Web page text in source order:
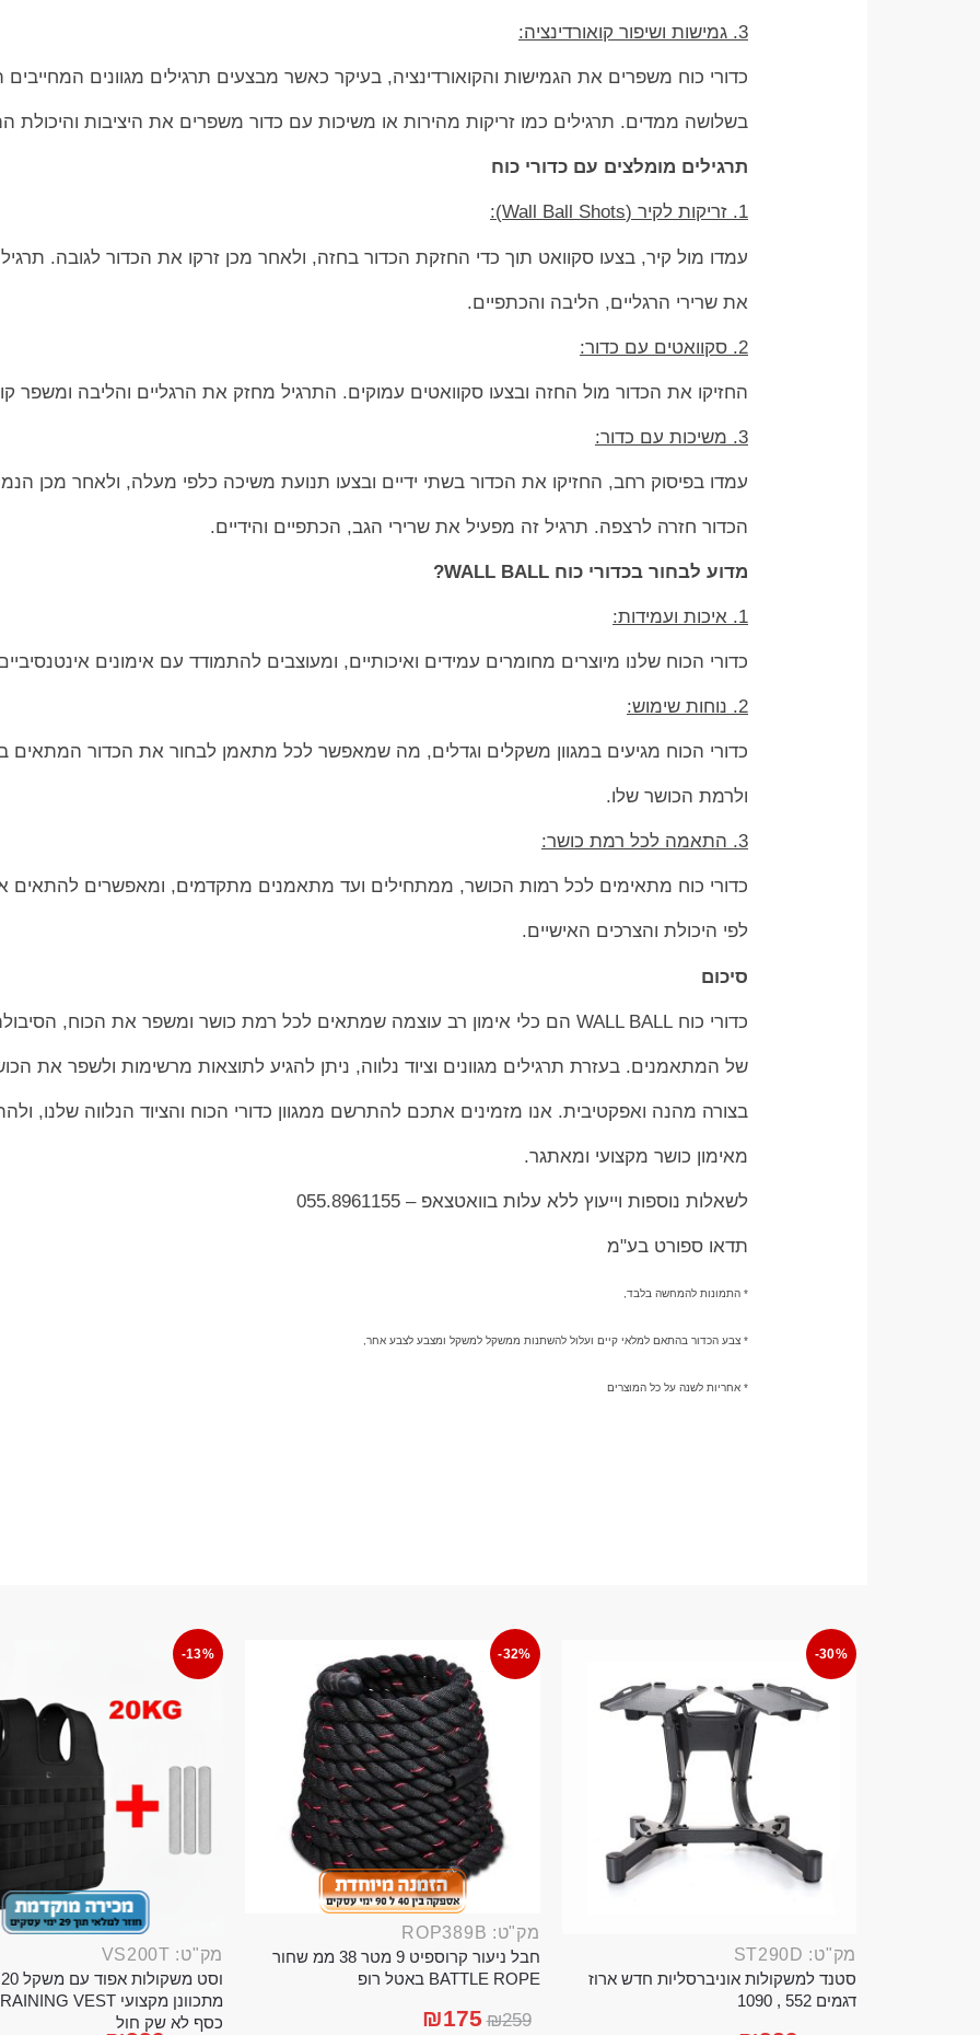
3. גמישות ושיפור קואורדינציה:
כדורי כוח משפרים את הגמישות והקואורדינציה, בעיקר כאשר מבצעים תרגילים מגוונים המחייבים
בשלושה ממדים. תרגילים כמו זריקות מהירות או משיכות עם כדור משפרים את היציבות והיכולת
תרגילים מומלצים עם כדורי כוח
1. זריקות לקיר (Wall Ball Shots):
עמדו מול קיר, בצעו סקוואט תוך כדי החזקת הכדור בחזה, ולאחר מכן זרקו את הכדור לגובה.
את שרירי הרגליים, הליבה והכתפיים.
2. סקוואטים עם כדור:
החזיקו את הכדור מול החזה ובצעו סקוואטים עמוקים. התרגיל מחזק את הרגליים והליבה ומשפר
3. משיכות עם כדור:
עמדו בפיסוק רחב, החזיקו את הכדור בשתי ידיים ובצעו תנועת משיכה כלפי מעלה, ולאחר מכן
הכדור חזרה לרצפה. תרגיל זה מפעיל את שרירי הגב, הכתפיים והידיים.
מדוע לבחור בכדורי כוח WALL BALL?
1. איכות ועמידות:
כדורי הכוח שלנו מיוצרים מחומרים עמידים ואיכותיים, ומעוצבים להתמודד עם אימונים
2. נוחות שימוש:
כדורי הכוח מגיעים במגוון משקלים וגדלים, מה שמאפשר לכל מתאמן לבחור את הכדור המתאים
ולרמת הכושר שלו.
3. התאמה לכל רמת כושר:
כדורי כוח מתאימים לכל רמות הכושר, ממתחילים ועד מתאמנים מתקדמים, ומאפשרים להתאים
לפי היכולת והצרכים האישיים.
סיכום
כדורי כוח WALL BALL הם כלי אימון רב עוצמה שמתאים לכל רמת כושר ומשפר את הכוח, הסיבולת והגמישות
של המתאמנים. בעזרת תרגילים מגוונים וציוד נלווה, ניתן להגיע לתוצאות מרשימות ולשפר את
בצורה מהנה ואפקטיבית. אנו מזמינים אתכם להתרשם ממגוון כדורי הכוח והציוד הנלווה שלנו,
מאימון כושר מקצועי ומאתגר.
לשאלות נוספות וייעוץ ללא עלות בוואטצאפ – 055.8961155
תדאו ספורט בע"מ
* התמונות להמחשה בלבד,
* צבע הכדור בהתאם למלאי קיים ועלול להשתנות ממשקל למשקל ומצבע לצבע אחר,
* אחריות לשנה על כל המוצרים
-30%
מק"ט: ST290D
סטנד למשקולות אוניברסליות חדש ארוז
דגמים 552 , 1090
-32%
מק"ט: ROP389B
חבל ניעור קרוספיט 9 מטר 38 ממ שחור
BATTLE ROPE באטל רופ
₪259
₪175
-13%
מק"ט: VS200T
כסף לא שק חול